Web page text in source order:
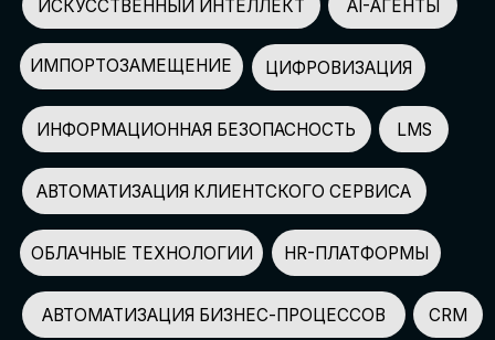
НЕЙРОСЕТИ ДЛЯ БИЗНЕСА
АВТОМАТИЗАЦИЯ МАРКЕТИНГА И ПРОДАЖ
AI-АССИСТЕНТЫ
СПИКЕРОВ
150+
ПАРТНЕРОВ
100+